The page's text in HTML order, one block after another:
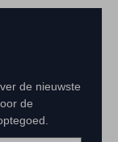
de nieuwste
de